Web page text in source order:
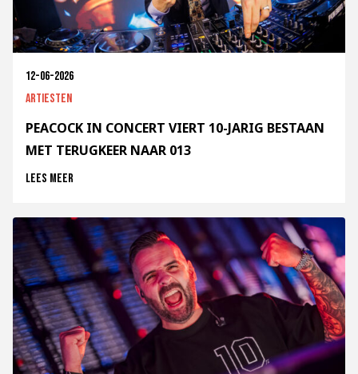
12-06-2026
Artiesten
PEACOCK IN CONCERT VIERT 10-JARIG BESTAAN
MET TERUGKEER NAAR 013
Lees meer